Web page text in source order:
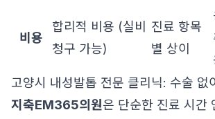
비용
합리적 비용 (실비
청구 가능)
진료 항목
별 상이
고양시 내성발톱 전문 클리닉: 수술 없
지축EM365의원은 단순한 진료 시간